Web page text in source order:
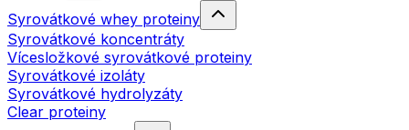
Syrovátkové whey proteiny
Syrovátkové koncentráty
Vícesložkové syrovátkové proteiny
Syrovátkové izoláty
Syrovátkové hydrolyzáty
Clear proteiny